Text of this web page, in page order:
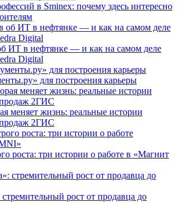
в Sminex: почему здесь интересно
ИТ в нефтянке — и как на самом деле
Digital
для построения карьеры
меняет жизнь: реальные истории
2ГИС
роста: три истории о работе в «Магнит
рост от продавца до